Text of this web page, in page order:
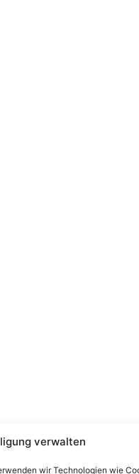
verwalten
wir Technologien wie